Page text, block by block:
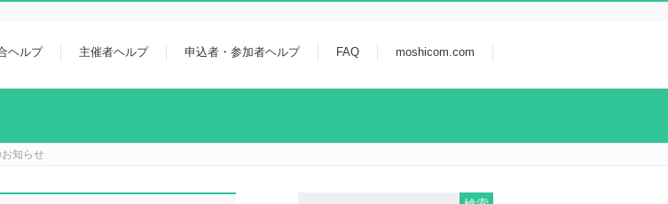
ヘルプ 主催者ヘルプ 申込者・参加者ヘルプ FAQ moshicom.com
知らせ